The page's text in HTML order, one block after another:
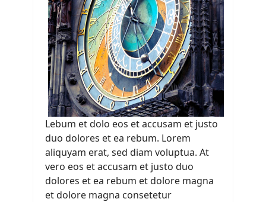
Lebum et dolo eos et accusam et justo
duo dolores et ea rebum. Lorem
aliquyam erat, sed diam voluptua. At
vero eos et accusam et justo duo
dolores et ea rebum et dolore magna
et dolore magna consetetur